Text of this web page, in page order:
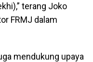
terang Joko
FRMJ dalam
mendukung upaya